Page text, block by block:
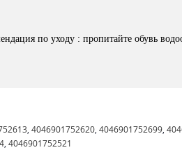
по уходу : пропитайте обувь
, 4046901752620, 4046901752699,
, 4046901752521